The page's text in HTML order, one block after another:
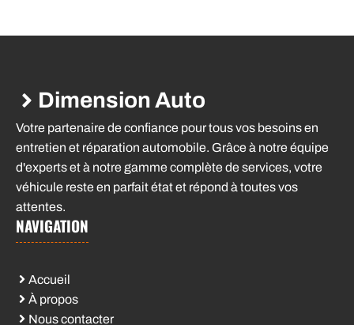
Dimension Auto
Votre partenaire de confiance pour tous vos besoins en
entretien et réparation automobile. Grâce à notre équipe
d'experts et à notre gamme complète de services, votre
véhicule reste en parfait état et répond à toutes vos
attentes.
NAVIGATION
Accueil
À propos
Nous contacter